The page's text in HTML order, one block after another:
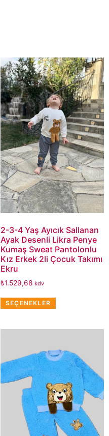
2-3-4 Yaş Ayıcık Sallanan
Ayak Desenli Likra Penye
Kumaş Sweat Pantolonlu
Kız Erkek 2li Çocuk Takımı
Ekru
₺1.529,68 kdv
SEÇENEKLER